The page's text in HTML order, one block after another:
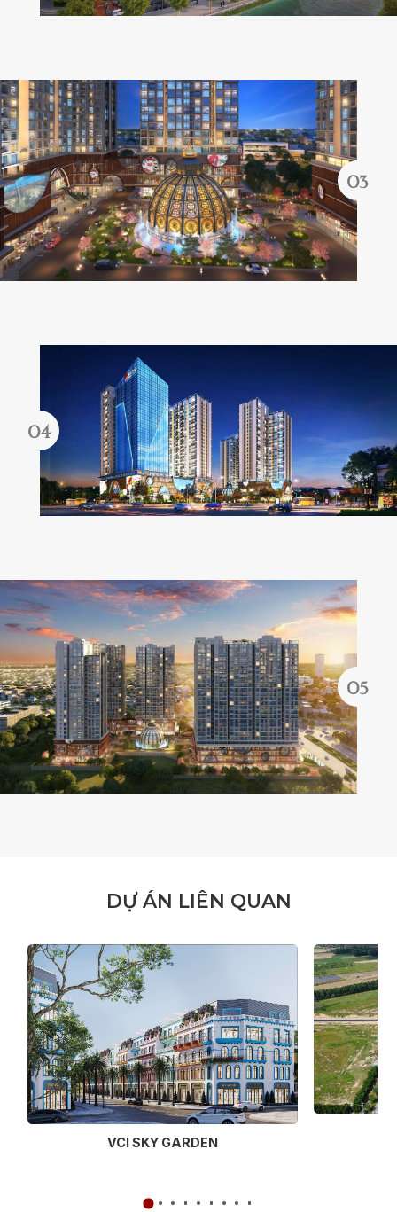
DỰ ÁN LIÊN QUAN
VCI SKY GARDEN
Quên mật khẩu?
ĐĂNG KÝ ĐĂNG NHẬP